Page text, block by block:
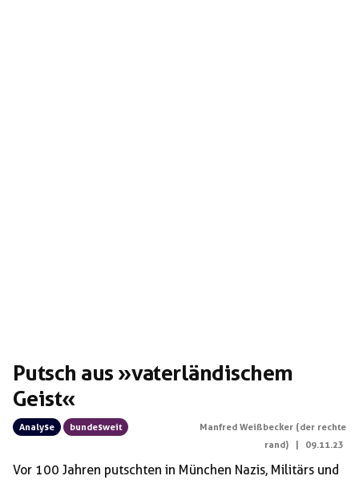
Putsch aus »vaterländischem
Geist«
Analyse bundesweit
Manfred Weißbecker (der rechte
rand)
09.11.23
Vor 100 Jahren putschten in München Nazis, Militärs und